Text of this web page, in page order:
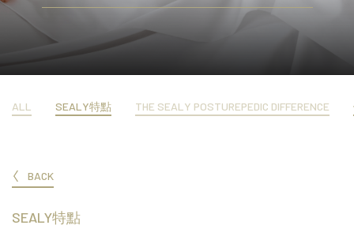
ALL SEALY特點 THE SEALY POSTUREPEDIC DIFFERENCE
BACK
SEALY特點